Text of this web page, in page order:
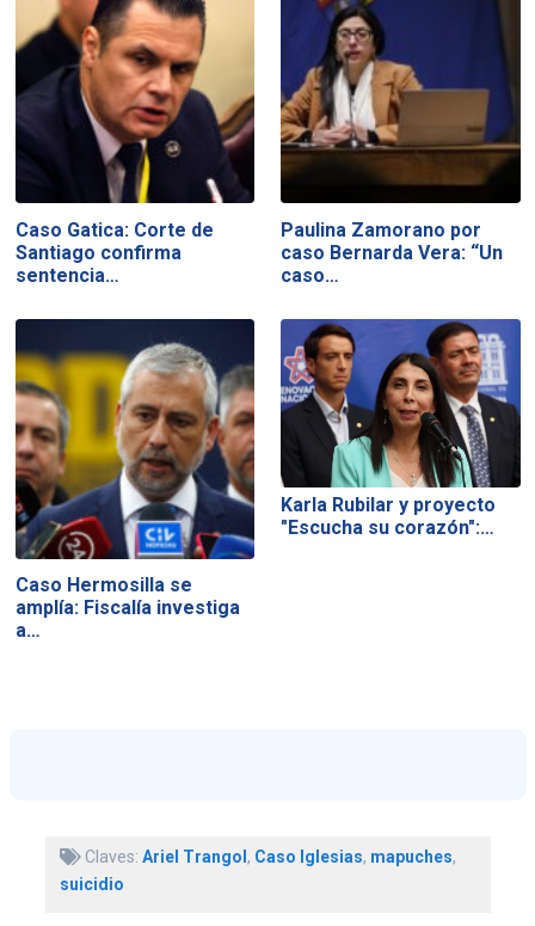
Caso Gatica: Corte de
Santiago confirma
sentencia…
Paulina Zamorano por
caso Bernarda Vera: “Un
caso…
Caso Hermosilla se
amplía: Fiscalía investiga
a…
Karla Rubilar y proyecto
"Escucha su corazón":…
Claves: Ariel Trangol, Caso Iglesias, mapuches,
suicidio